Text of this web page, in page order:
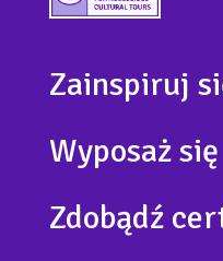
Zainspiruj
Wyposaż się
Zdobądź